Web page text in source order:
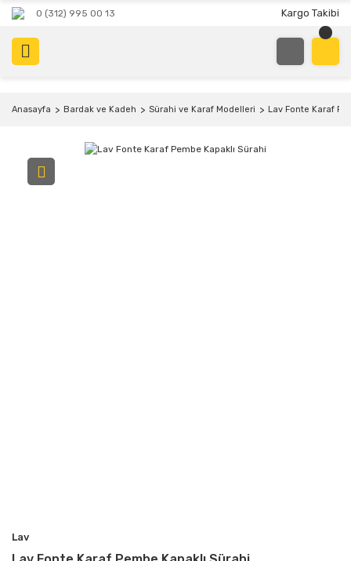
0 (312) 995 00 13 Kargo Takibi
Anasayfa Bardak ve Kadeh Sürahi ve Karaf Modelleri Lav Fonte Karaf
Lav